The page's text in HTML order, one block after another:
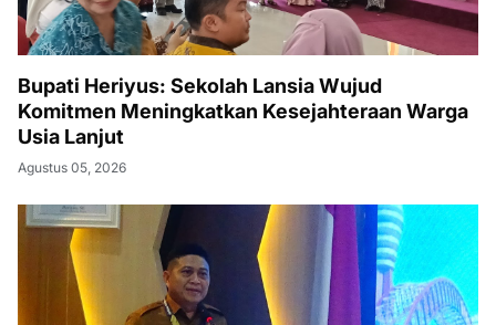
Bupati Heriyus: Sekolah Lansia Wujud
Komitmen Meningkatkan Kesejahteraan Warga
Usia Lanjut
Agustus 05, 2026